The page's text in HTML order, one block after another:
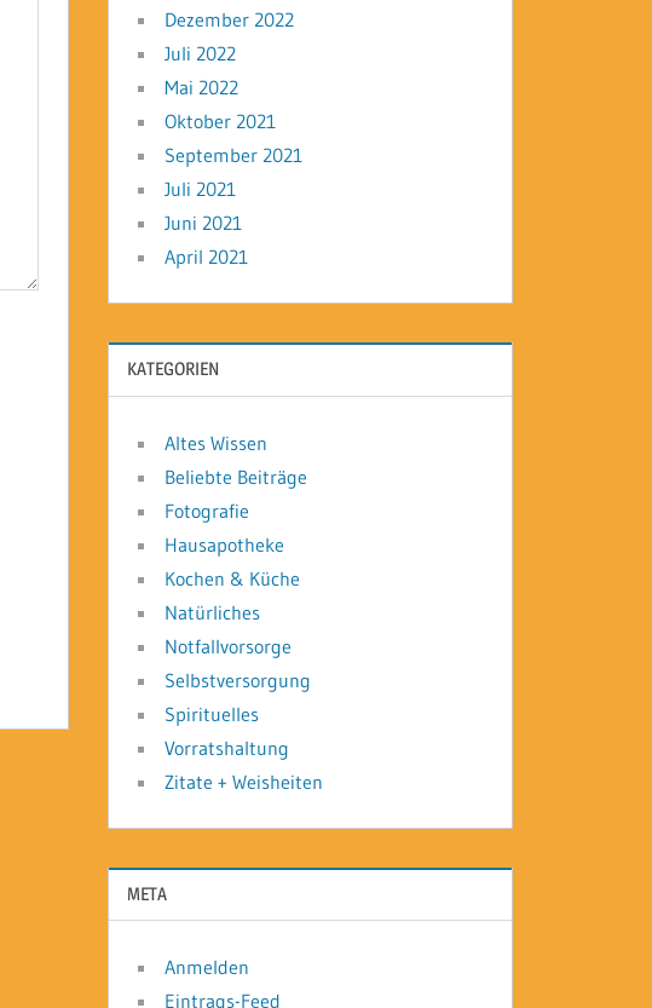
Dezember 2022
Juli 2022
Mai 2022
Oktober 2021
September 2021
Juli 2021
Juni 2021
April 2021
KATEGORIEN
Altes Wissen
Beliebte Beiträge
Fotografie
Hausapotheke
Kochen & Küche
Natürliches
Notfallvorsorge
Selbstversorgung
Spirituelles
Vorratshaltung
Zitate + Weisheiten
META
Anmelden
Eintrags-Feed